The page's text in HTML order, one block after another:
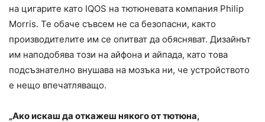
на цигарите като IQOS на тютюневата компания Philip
Morris. Те обаче съвсем не са безопасни, както
производителите им се опитват да обясняват. Дизайнът
им наподобява този на айфона и айпада, като това
подсъзнателно внушава на мозъка ни, че устройството
е нещо впечатляващо.
„Ако искаш да откажеш някого от тютюна,